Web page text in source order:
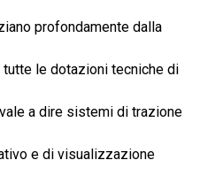
profondamente dalla
le dotazioni tecniche di
a dire sistemi di trazione
e di visualizzazione